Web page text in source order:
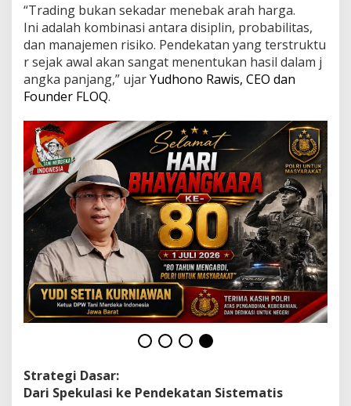
A
s
e
t
K
r
t
n
t
u
k
M
m
l
a
i
S
e
a
“Trading bukan sekadar menebak arah harga.
Ini adalah kombinasi antara disiplin, probabilitas,
dan manajemen risiko. Pendekatan yang terstruktu
r sejak awal akan sangat menentukan hasil dalam j
angka panjang,” ujarYudhono Rawis, CEO dan
Founder FLOQ.
Strategi Dasar:
Dari Spekulasi ke Pendekatan Sistematis